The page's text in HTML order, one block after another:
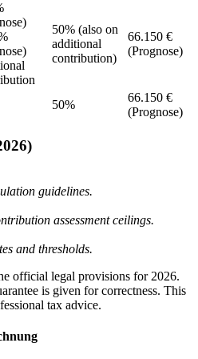
50% (also on
additional
contribution)
66.150 €
(Prognose)
50%
66.150 €
(Prognose)
guidelines.
assessment ceilings.
and thresholds.
official legal provisions for 2026.
is given for correctness. This
tax advice.